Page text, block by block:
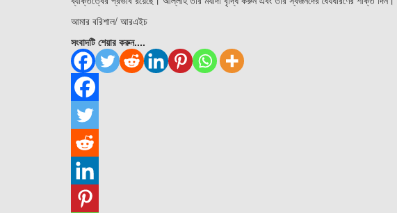
আমার বরিশাল/ আরএইচ
সংবাদটি শেয়ার করুন....